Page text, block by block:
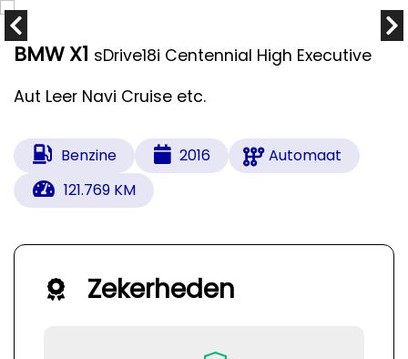
BMW X1 sDrive18i Centennial High Executive
Aut Leer Navi Cruise etc.
Benzine 2016
Automaat
121.769 KM
Zekerheden